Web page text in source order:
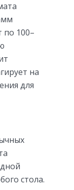
100–
на
для
стола.